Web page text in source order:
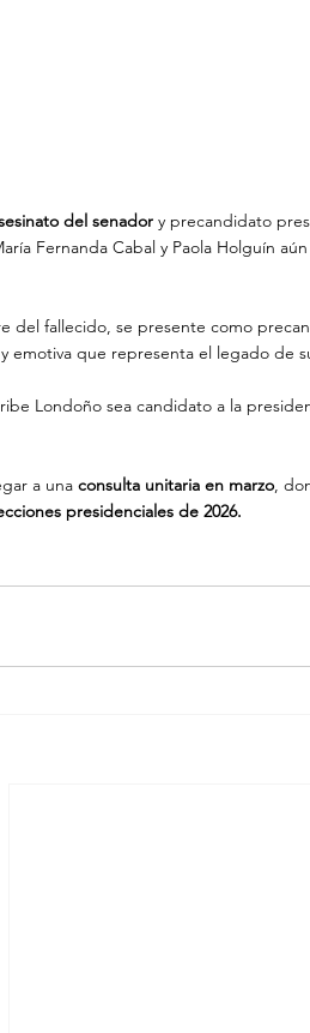
del senador y precandidato
Fernanda Cabal y Paola Holguín
del fallecido, se presente como
emotiva que representa el legado de
Londoño sea candidato a la
a una consulta unitaria en marzo,
presidenciales de 2026.